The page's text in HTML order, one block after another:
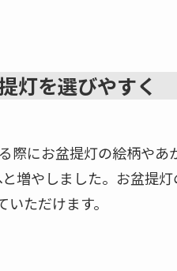
灯を選びやすく
際にお盆提灯の絵柄やあ
増やしました。お盆提
ただけます。